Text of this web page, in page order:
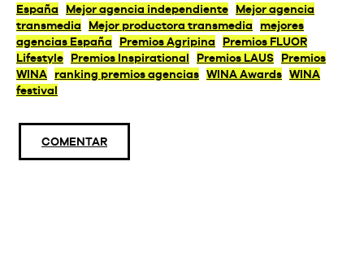
España
Mejor agencia independiente
Mejor agencia
transmedia
Mejor productora transmedia
mejores
agencias España
Premios Agripina
Premios FLUOR
Lifestyle
Premios Inspirational Premios LAUS
Premios
WINA
ranking premios agencias WINA Awards WINA
festival
COMENTAR